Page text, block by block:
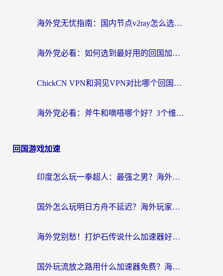
海外党无忧指南：国内节点v2ray怎么选？一键回国VPN+多场景实测帮你避坑
海外党必看：如何选到最好用的回国加速器？从节点到售后的全维度指南
ChickCN VPN和洞见VPN对比哪个回国效果更好？海外党亲测3款加速器+避坑指南
海外党必看：斧牛和嘀嗒哪个好？3个维度教你选对回国加速器
回国游戏加速
印度怎么玩一拳超人：最强之男？海外党国服游戏加速避坑指南
国外怎么玩明日方舟不延迟？海外玩家国服游戏加速终极指南（附DNF梦幻诛仙解决方案）
海外党别愁！打炉石传说什么加速器好用？3个实用技巧解决国服游戏卡顿
国外玩流放之路用什么加速器免费？海外党亲测有效的国服游戏加速指南